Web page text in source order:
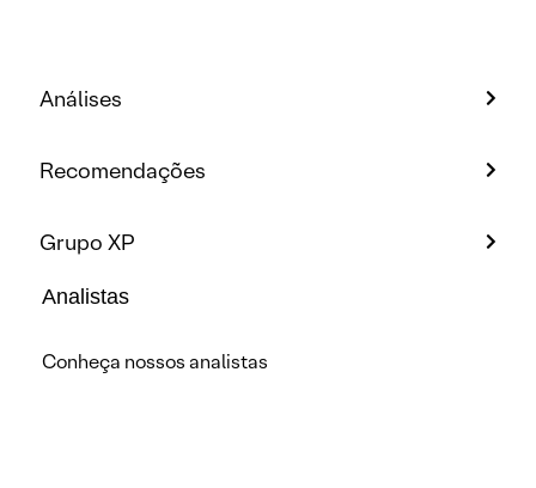
Análises
Recomendações
Grupo XP
Analistas
Conheça nossos analistas